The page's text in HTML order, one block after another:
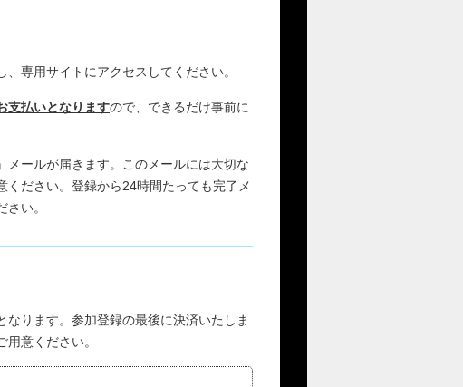
専用サイトにアクセスしてください。
支払いとなりますので、できるだけ事前に
ールが届きます。このメールには大切な
ださい。登録から24時間たっても完了メ
さい。
なります。参加登録の最後に決済いたしま
意ください。